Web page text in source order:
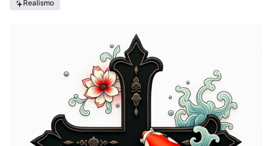
Realismo